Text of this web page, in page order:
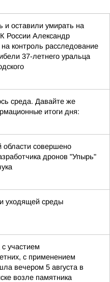
и оставили умирать на
России Александр
контроль расследование
37-летнего уральца
среда. Давайте же
итоги дня:
области совершено
дронов "Упырь"
уходящей среды
участием
с применением
вечером 5 августа в
возле памятника